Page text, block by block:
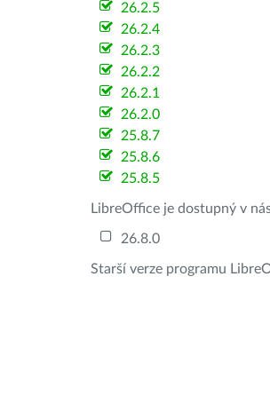
26.2.5
26.2.4
26.2.3
26.2.2
26.2.1
26.2.0
25.8.7
25.8.6
25.8.5
LibreOffice je dostupný v
26.8.0
Starší verze programu